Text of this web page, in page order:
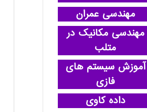
مهندسی عمران
مهندسی مکانیک در
متلب
آموزش سیستم های
فازی
داده کاوی